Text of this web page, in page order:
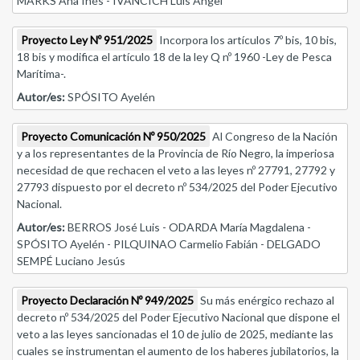
Proyecto Ley Nº 951/2025 Incorpora los artículos 7º bis, 10 bis,
18 bis y modifica el artículo 18 de la ley Q nº 1960 -Ley de Pesca
Marítima-.
Autor/es:SPÓSITO Ayelén
Proyecto Comunicación Nº 950/2025 Al Congreso de la Nación
y a los representantes de la Provincia de Río Negro, la imperiosa
necesidad de que rechacen el veto a las leyes nº 27791, 27792 y
27793 dispuesto por el decreto nº 534/2025 del Poder Ejecutivo
Nacional.
Autor/es:BERROS José Luis - ODARDA María Magdalena -
SPÓSITO Ayelén - PILQUINAO Carmelio Fabián - DELGADO
SEMPÉ Luciano Jesús
Proyecto Declaración Nº 949/2025 Su más enérgico rechazo al
decreto nº 534/2025 del Poder Ejecutivo Nacional que dispone el
veto a las leyes sancionadas el 10 de julio de 2025, mediante las
cuales se instrumentan el aumento de los haberes jubilatorios, la